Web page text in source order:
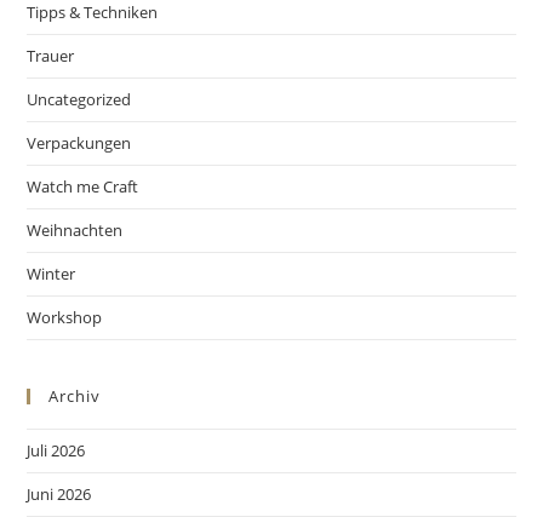
Tipps & Techniken
Trauer
Uncategorized
Verpackungen
Watch me Craft
Weihnachten
Winter
Workshop
Archiv
Juli 2026
Juni 2026